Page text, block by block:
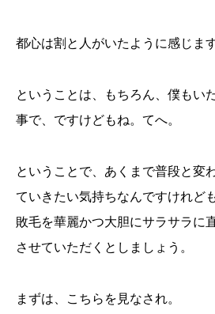
都心は割と人がいたように感じます
ということは、もちろん、僕もい
事で、ですけどもね。てへ。
ということで、あくまで普段と変
ていきたい気持ちなんですけれど
敗毛を華麗かつ大胆にサラサラに
させていただくとしましょう。
まずは、こちらを見なされ。